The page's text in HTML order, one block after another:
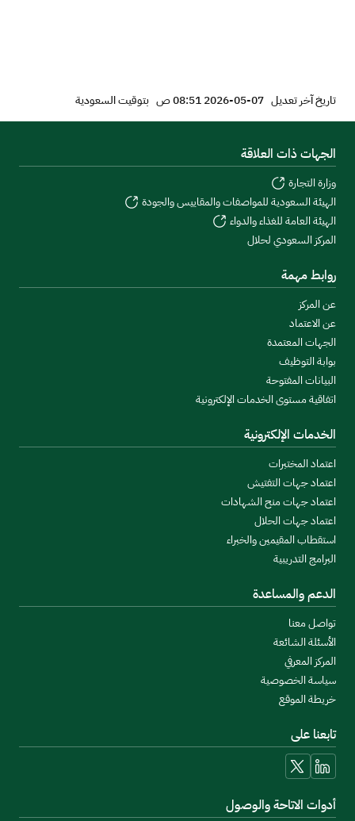
تاريخ آخر تعديل 07-05-2026 08:51 ص بتوقيت السعودية
الجهات ذات العلاقة
وزارة التجارة
الهيئة السعودية للمواصفات والمقاييس والجودة
الهيئة العامة للغذاء والدواء
المركز السعودي لحلال
روابط مهمة
عن المركز
عن الاعتماد
الجهات المعتمدة
بوابة التوظيف
البيانات المفتوحة
اتفاقية مستوى الخدمات الإلكترونية
الخدمات الإلكترونية
اعتماد المختبرات
اعتماد جهات التفتيش
اعتماد جهات منح الشهادات
اعتماد جهات الحلال
استقطاب المقيمين والخبراء
البرامج التدريبية
الدعم والمساعدة
تواصل معنا
الأسئلة الشائعة
المركز المعرفي
سياسة الخصوصية
خريطة الموقع
تابعنا على
linkedin
x
أدوات الاتاحة والوصول